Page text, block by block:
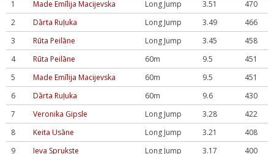
1 Made Emīlija Macijevska Long Jump 3.51
470
2
Dārta Ruļuka Long Jump 3.49
466
3
Rūta Peilāne Long Jump 3.45
458
4
Rūta Peilāne 60m 9.5
451
5
Made Emīlija Macijevska 60m 9.5
451
6
Dārta Ruļuka 60m 9.6
430
7
Veronika Gipsle Long Jump 3.28
422
8
Keita Usāne Long Jump 3.21
408
9
Ieva Sprukste Long Jump 3.17
400